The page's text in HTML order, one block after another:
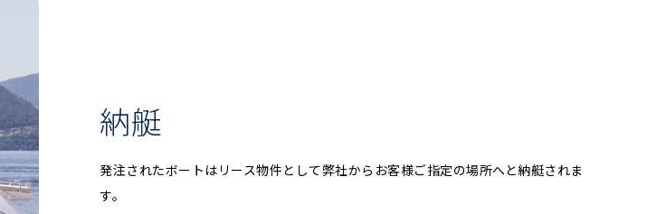
納艇
発注されたボートはリース物件として弊社からお客様ご指定の場所へと納艇されま
す。